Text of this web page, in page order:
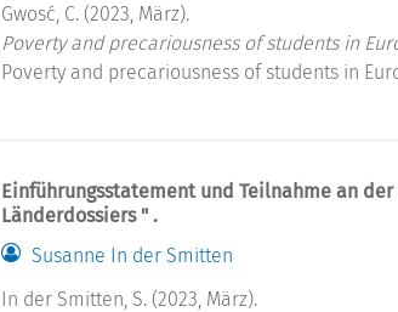
Gwosć, C. (2023, März).
Poverty and precariousness of students in
Poverty and precariousness of students in
Einführungsstatement und Teilnahme an
Länderdossiers " .
Susanne In der Smitten
In der Smitten, S. (2023, März).